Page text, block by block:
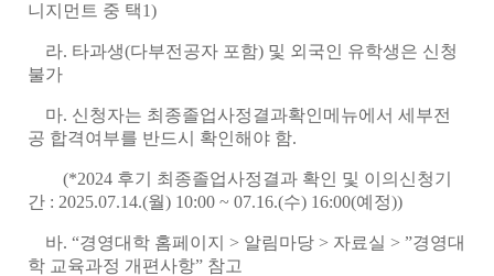
니지먼트 중 택1)
라. 타과생(다부전공자 포함) 및 외국인 유학생은 신청
불가
마. 신청자는 최종졸업사정결과확인메뉴에서 세부전
공 합격여부를 반드시 확인해야 함.
(*2024 후기 최종졸업사정결과 확인 및 이의신청기
간 : 2025.07.14.(월) 10:00 ~ 07.16.(수) 16:00(예정))
바. “경영대학 홈페이지 > 알림마당 > 자료실 > ”경영대
학 교육과정 개편사항” 참고